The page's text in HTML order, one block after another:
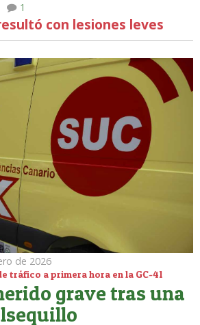
1
con lesiones leves
de 2026
tráfico a primera hora en la GC-41
grave tras una